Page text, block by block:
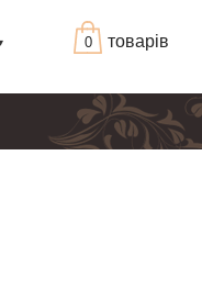
товарів
0